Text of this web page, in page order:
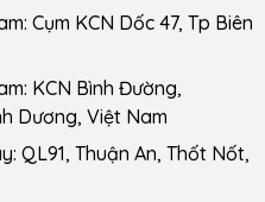
Cụm KCN Dốc 47, Tp Biên
KCN Bình Đường,
Dương, Việt Nam
QL91, Thuận An, Thốt Nốt,